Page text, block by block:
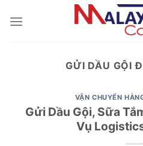
GỬI DẦU GỘI
VẬN CHUYỂN
Gửi Dầu Gội, Sữa
Vụ